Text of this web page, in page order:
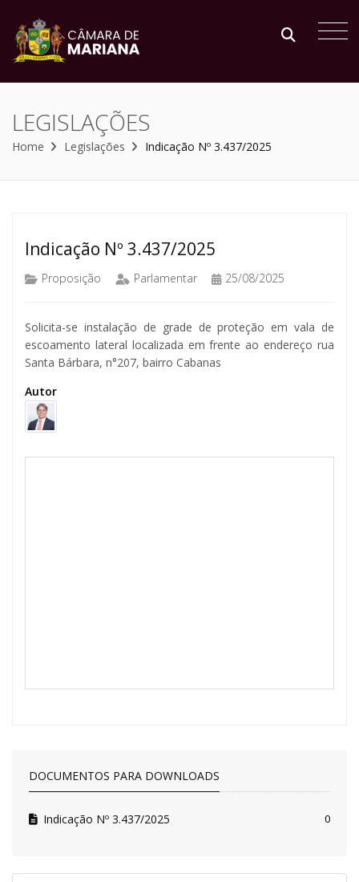
LEGISLAÇÕES
Home Legislações Indicação Nº 3.437/2025
Indicação Nº 3.437/2025
Proposição Parlamentar 25/08/2025
Solicita-se instalação de grade de proteção em vala de
escoamento lateral localizada em frente ao endereço rua
Santa Bárbara, n°207, bairro Cabanas
Autor
DOCUMENTOS PARA DOWNLOADS
Indicação Nº 3.437/2025 0